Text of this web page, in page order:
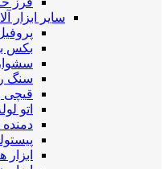
سایر ابزار
بکس
سنگ
قیچی
اتو
دمنده